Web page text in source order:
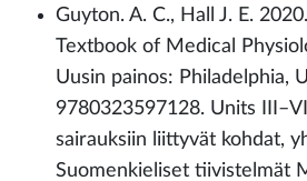
Guyton. A. C., Hall J. E.
Textbook of Medical
Uusin painos: Philadelphia,
9780323597128. Units
sairauksiin liittyvät kohdat,
Suomenkieliset tiivistelmät